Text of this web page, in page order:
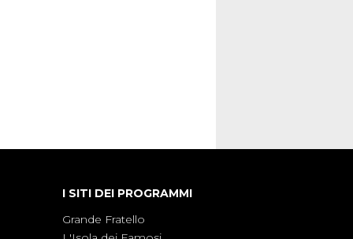
I SITI DEI PROGRAMMI
Grande Fratello